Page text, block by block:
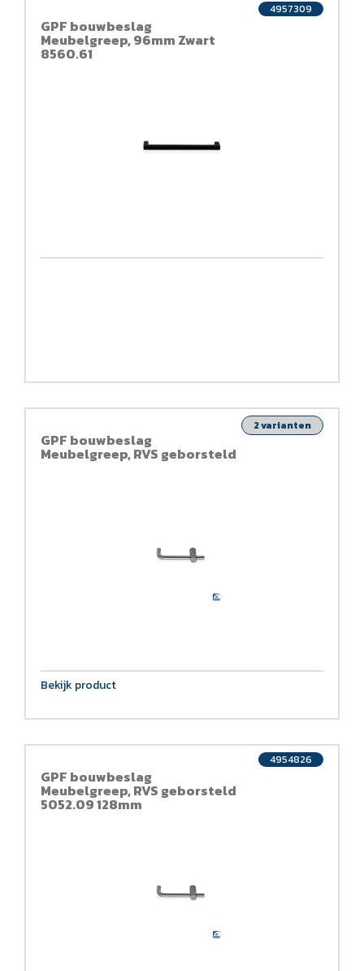
GPF bouwbeslag
Meubelgreep, 96mm Zwart
8560.61
4957309
GPF bouwbeslag
Meubelgreep, RVS geborsteld
2 varianten
Bekijk product
GPF bouwbeslag
Meubelgreep, RVS geborsteld
5052.09 128mm
4954826